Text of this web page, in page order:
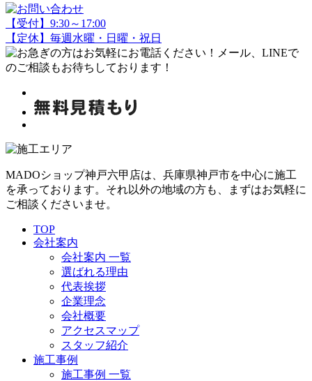
【受付】9:30～17:00
【定休】毎週水曜・日曜・祝日
MADOショップ神戸六甲店は、兵庫県神戸市を中心に施工
を承っております。それ以外の地域の方も、まずはお気軽に
ご相談くださいませ。
TOP
会社案内
会社案内 一覧
選ばれる理由
代表挨拶
企業理念
会社概要
アクセスマップ
スタッフ紹介
施工事例
施工事例 一覧